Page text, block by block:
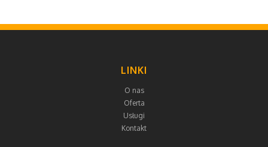
LINKI
O nas
Oferta
Usługi
Kontakt